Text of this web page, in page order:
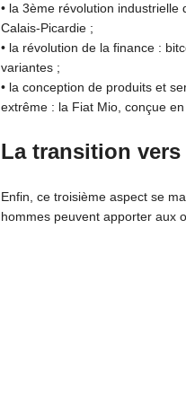
• la 3ème révolution
Calais-Picardie ;
• la révolution de la finance :
variantes ;
• la conception de produits et
extrême : la Fiat Mio, conçue
La transition
Enfin, ce troisième aspect se
hommes peuvent apporter aux